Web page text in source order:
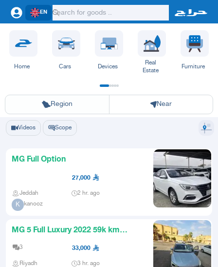
EN
Home Cars Devices
Real
Estate
Furniture
Region
Riyadh Eastern Region Hafar Al Batin
Near
Videos Scope
MG Full Option
27,000
Jeddah 2 hr. ago
K kanooz
MG 5 Full Luxury 2022 59k km
3 33,000
Riyadh 3 hr. ago